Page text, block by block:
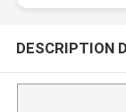
DESCRIPTION